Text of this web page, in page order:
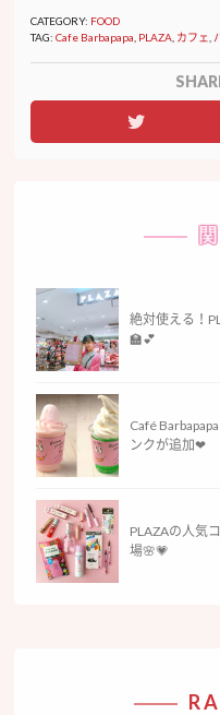
CATEGORY: FOOD
TAG: Cafe Barbapapa PLAZA カフェ
絶対使える！
🏫💕
Café
ンクが追加❤︎
PLAZAの人気
場🌸💗